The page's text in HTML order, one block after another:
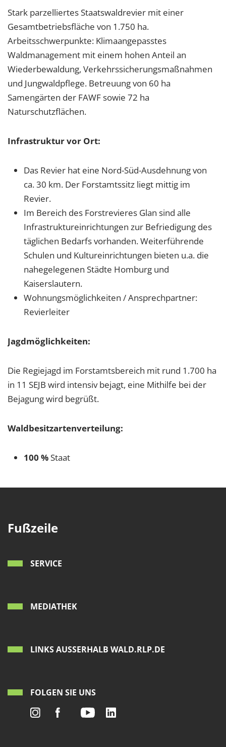
Stark parzelliertes Staatswaldrevier mit einer
Gesamtbetriebsfläche von 1.750 ha.
Arbeitsschwerpunkte: Klimaangepasstes
Waldmanagement mit einem hohen Anteil an
Wiederbewaldung, Verkehrssicherungsmaßnahmen
und Jungwaldpflege. Betreuung von 60 ha
Samengärten der FAWF sowie 72 ha
Naturschutzflächen.
Infrastruktur vor Ort:
Das Revier hat eine Nord-Süd-Ausdehnung von
ca. 30 km. Der Forstamtssitz liegt mittig im
Revier.
Im Bereich des Forstrevieres Glan sind alle
Infrastruktureinrichtungen zur Befriedigung des
täglichen Bedarfs vorhanden. Weiterführende
Schulen und Kultureinrichtungen bieten u.a. die
nahegelegenen Städte Homburg und
Kaiserslautern.
Wohnungsmöglichkeiten / Ansprechpartner:
Revierleiter
Jagdmöglichkeiten:
Die Regiejagd im Forstamtsbereich mit rund 1.700 ha
in 11 SEJB wird intensiv bejagt, eine Mithilfe bei der
Bejagung wird begrüßt.
Waldbesitzartenverteilung:
100 %Staat
Fußzeile
SERVICE
MEDIATHEK
LINKS AUSSERHALB WALD.RLP.DE
FOLGEN SIE UNS